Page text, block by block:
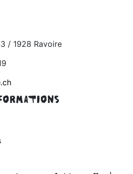
/ 1928 Ravoire